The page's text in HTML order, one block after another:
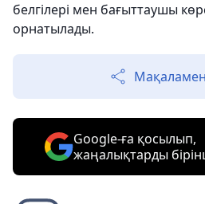
белгілері мен бағыттаушы
орнатылады.
Мақаламен
Google-ға қосылып,
жаңалықтарды